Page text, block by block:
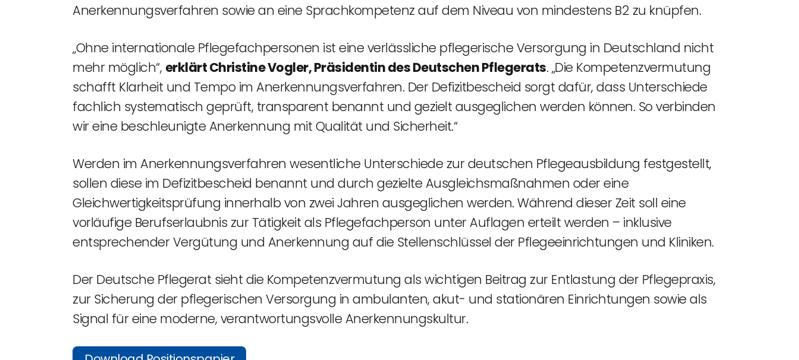
Anerkennungsverfahren sowie an eine Sprachkompetenz auf dem Niveau von mindestens B2 zu knüpfen.
„Ohne internationale Pflegefachpersonen ist eine verlässliche pflegerische Versorgung in Deutschland nicht
mehr möglich“, erklärt Christine Vogler, Präsidentin des Deutschen Pflegerats. „Die Kompetenzvermutung
schafft Klarheit und Tempo im Anerkennungsverfahren. Der Defizitbescheid sorgt dafür, dass Unterschiede
fachlich systematisch geprüft, transparent benannt und gezielt ausgeglichen werden können. So verbinden
wir eine beschleunigte Anerkennung mit Qualität und Sicherheit.“
Werden im Anerkennungsverfahren wesentliche Unterschiede zur deutschen Pflegeausbildung festgestellt,
sollen diese im Defizitbescheid benannt und durch gezielte Ausgleichsmaßnahmen oder eine
Gleichwertigkeitsprüfung innerhalb von zwei Jahren ausgeglichen werden. Während dieser Zeit soll eine
vorläufige Berufserlaubnis zur Tätigkeit als Pflegefachperson unter Auflagen erteilt werden – inklusive
entsprechender Vergütung und Anerkennung auf die Stellenschlüssel der Pflegeeinrichtungen und Kliniken.
Der Deutsche Pflegerat sieht die Kompetenzvermutung als wichtigen Beitrag zur Entlastung der Pflegepraxis,
zur Sicherung der pflegerischen Versorgung in ambulanten, akut- und stationären Einrichtungen sowie als
Signal für eine moderne, verantwortungsvolle Anerkennungskultur.